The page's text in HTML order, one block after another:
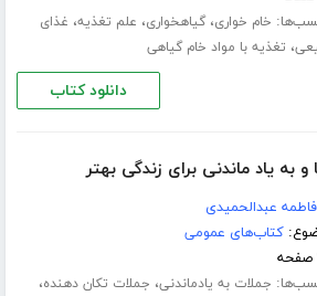
خام خواری،گیاهخواری، علم تغذیه، غذای
، تغذیه با مواد خام گیاهی
دانلود کتاب
به یاد ماندنی برای زندگی بهتر
فاطمه عبدالحمیدی
کتاب‌های عمومی
جملات به یادماندنی، جملات تکان دهنده،